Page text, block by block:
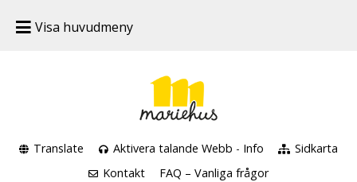
Visa huvudmeny
Translate Aktivera talande Webb - Info
Sidkarta
Kontakt
FAQ – Vanliga frågor